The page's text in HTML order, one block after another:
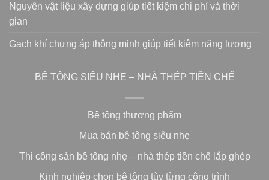
Nguyên vật liệu xây dựng giúp tiết kiệm chi phí và thời
gian
Gạch khí chưng áp thông minh giúp tiết kiệm năng lượng
BÊ TÔNG SIÊU NHẸ – NHÀ THÉP TIỀN CHẾ
Bê tông thương phẩm
Mua bán bê tông siêu nhẹ
Thi công sàn bê tông nhẹ – nhà thép tiền chế lắp ghép
Kinh nghiệp chọn bê tông tùy từng công trình